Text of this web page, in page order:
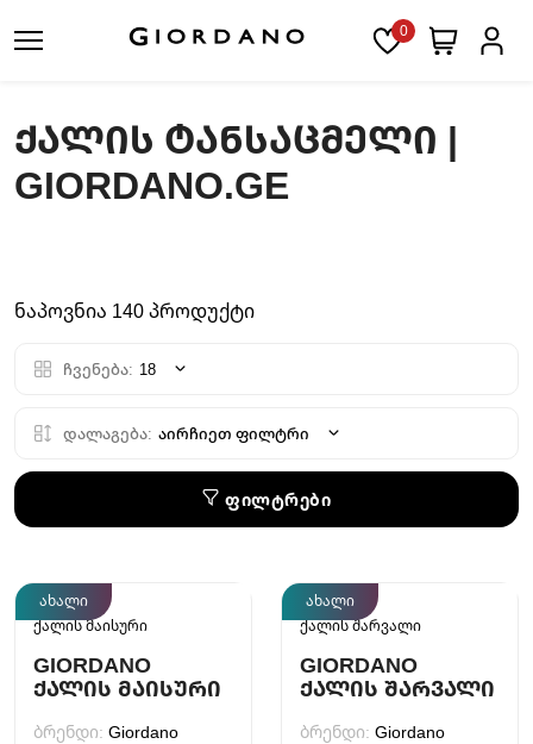
0
ᲥᲐᲚᲘᲡ ᲢᲐᲜᲡᲐᲪᲛᲔᲚᲘ |
GIORDANO.GE
ნაპოვნია 140 პროდუქტი
ჩვენება: 18
დალაგება: აირჩიეთ ფილტრი
ფილტრები
ახალი
ქალის მაისური
GIORDANO
ᲥᲐᲚᲘᲡ ᲛᲐᲘᲡᲣᲠᲘ
ბრენდი: Giordano
ახალი
ქალის შარვალი
GIORDANO
ᲥᲐᲚᲘᲡ ᲨᲐᲠᲕᲐᲚᲘ
ბრენდი: Giordano